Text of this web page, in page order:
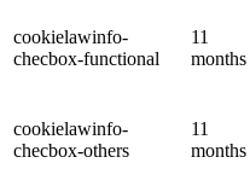
cookielawinfo-
checbox-functional
11
months
cookielawinfo-
checbox-others
11
months